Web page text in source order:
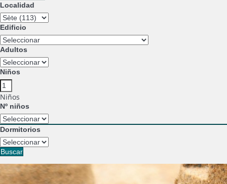
Localidad
Edificio
Adultos
Niños
Niños
Nº niños
Dormitorios
Buscar